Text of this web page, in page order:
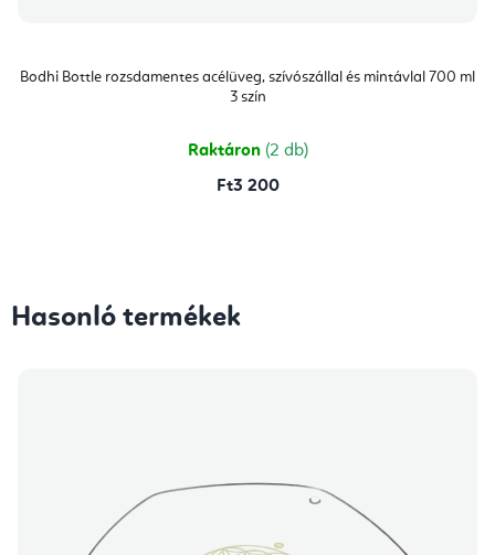
Bodhi Bottle rozsdamentes acélüveg, szívószállal és mintávlal 700 ml
3 szín
Raktáron (2 db)
Ft3 200
Hasonló termékek